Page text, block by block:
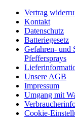
Vertrag
Kontakt
Datenschutz
Batteriegesetz
Gefahren- und
Pfeffersprays
Unsere AGB
Impressum
Umgang mit
Cookie-